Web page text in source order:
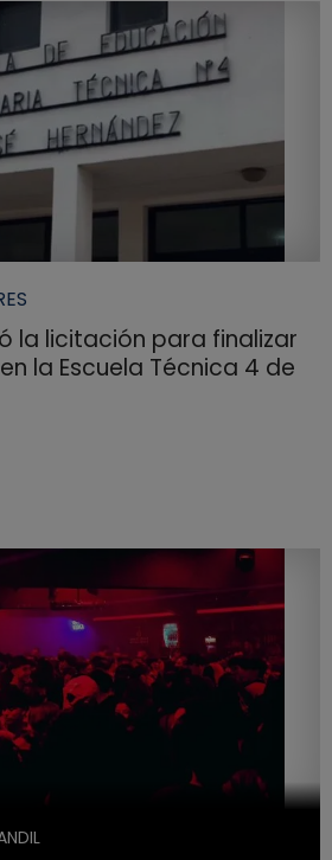
la licitación para finalizar
la Escuela Técnica 4 de